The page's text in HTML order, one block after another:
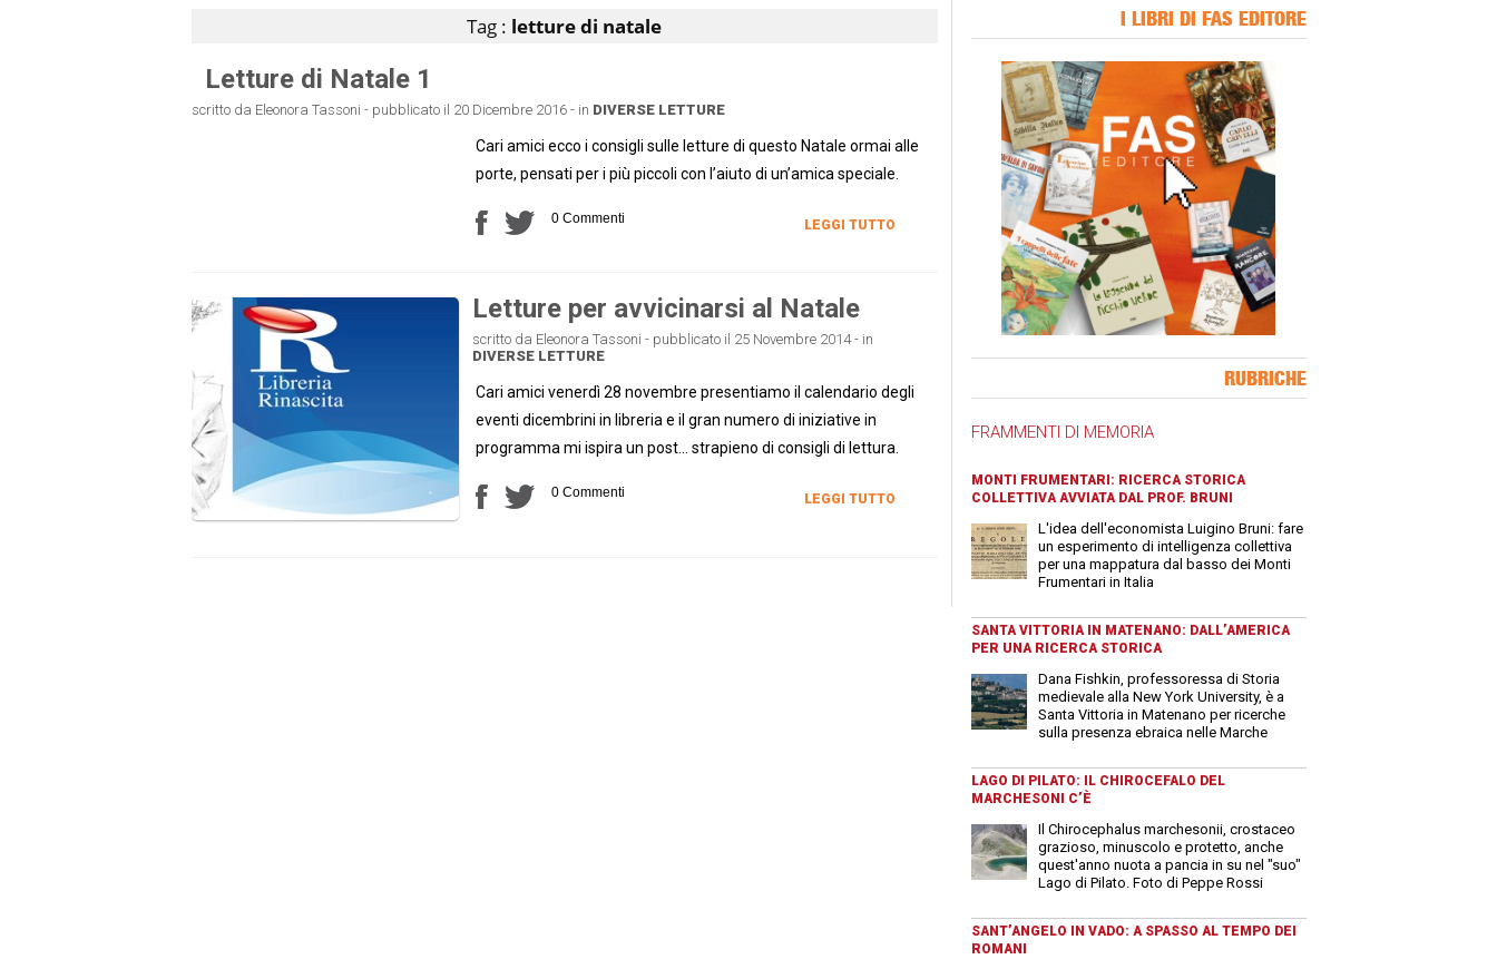
Tag : letture di natale
Letture di Natale 1
scritto da Eleonora Tassoni - pubblicato il 20 Dicembre 2016 - in DIVERSE LETTURE
Cari amici ecco i consigli sulle letture di questo Natale ormai alle
porte, pensati per i più piccoli con l’aiuto di un’amica speciale.
0 Commenti LEGGI TUTTO
Letture per avvicinarsi al Natale
scritto da Eleonora Tassoni - pubblicato il 25 Novembre 2014 - in
DIVERSE LETTURE
Cari amici venerdì 28 novembre presentiamo il calendario degli
eventi dicembrini in libreria e il gran numero di iniziative in
programma mi ispira un post… strapieno di consigli di lettura.
0 Commenti LEGGI TUTTO
I LIBRI DI FAS EDITORE
RUBRICHE
FRAMMENTI DI MEMORIA
MONTI FRUMENTARI: RICERCA STORICA
COLLETTIVA AVVIATA DAL PROF. BRUNI
L'idea dell'economista Luigino Bruni: fare
un esperimento di intelligenza collettiva
per una mappatura dal basso dei Monti
Frumentari in Italia
SANTA VITTORIA IN MATENANO: DALL’AMERICA
PER UNA RICERCA STORICA
Dana Fishkin, professoressa di Storia
medievale alla New York University, è a
Santa Vittoria in Matenano per ricerche
sulla presenza ebraica nelle Marche
LAGO DI PILATO: IL CHIROCEFALO DEL
MARCHESONI C’È
Il Chirocephalus marchesonii, crostaceo
grazioso, minuscolo e protetto, anche
quest'anno nuota a pancia in su nel "suo"
Lago di Pilato. Foto di Peppe Rossi
SANT’ANGELO IN VADO: A SPASSO AL TEMPO DEI
ROMANI